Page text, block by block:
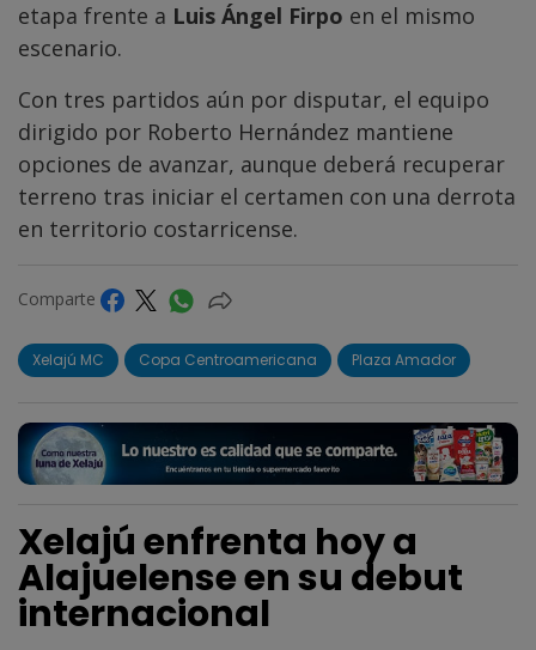
etapa frente a Luis Ángel Firpo en el mismo
escenario.
Con tres partidos aún por disputar, el equipo
dirigido por Roberto Hernández mantiene
opciones de avanzar, aunque deberá recuperar
terreno tras iniciar el certamen con una derrota
en territorio costarricense.
Comparte
Xelajú MC Copa Centroamericana Plaza Amador
Xelajú enfrenta hoy a
Alajuelense en su debut
internacional